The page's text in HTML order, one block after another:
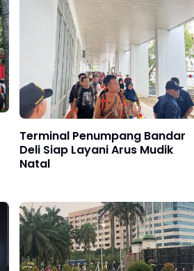
Terminal Penumpang Bandar
Deli Siap Layani Arus Mudik
Natal